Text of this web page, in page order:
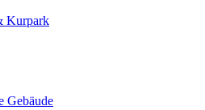
Kurpark
Gebäude